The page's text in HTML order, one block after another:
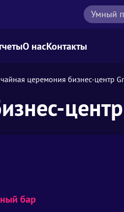
Умный
О насКонтакты
церемония бизнес-центр
бар